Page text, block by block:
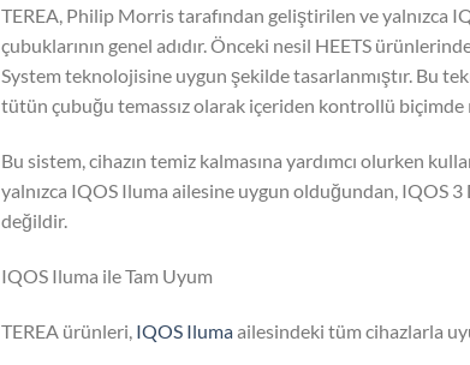
TEREA, Philip Morris tarafından geliştirilen ve yalnızca
çubuklarının genel adıdır. Önceki nesil HEETS
System teknolojisine uygun şekilde tasarlanmıştır. Bu
tütün çubuğu temassız olarak içeriden kontrollü biçimde
Bu sistem, cihazın temiz kalmasına yardımcı olurken
yalnızca IQOS Iluma ailesine uygun olduğundan, IQOS
değildir.
IQOS Iluma ile Tam Uyum
TEREA ürünleri, IQOS Ilumaailesindeki tüm cihazlarla